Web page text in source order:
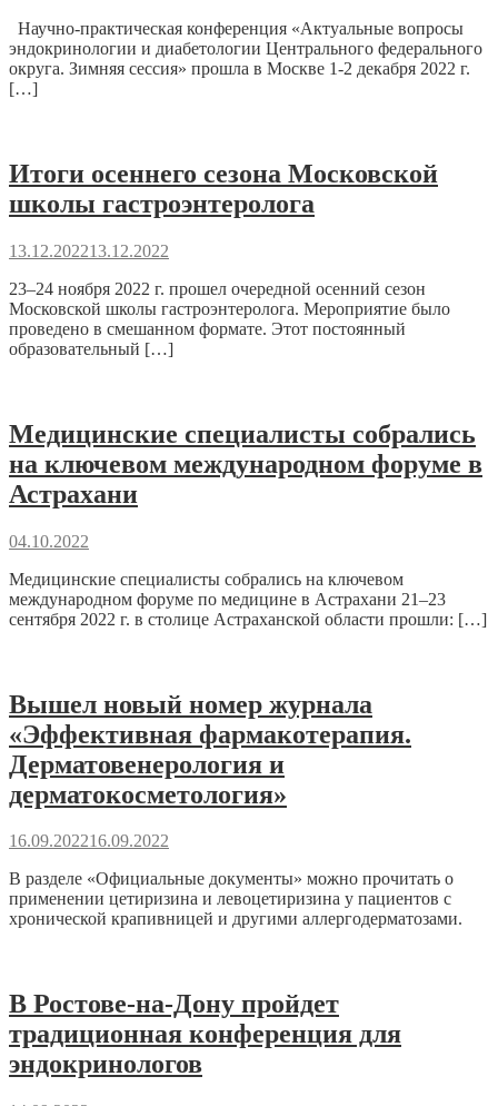
Научно-практическая конференция «Актуальные вопросы
эндокринологии и диабетологии Центрального федерального
округа. Зимняя сессия» прошла в Москве 1-2 декабря 2022 г.
[…]
Итоги осеннего сезона Московской
школы гастроэнтеролога
13.12.202213.12.2022
23–24 ноября 2022 г. прошел очередной осенний сезон
Московской школы гастроэнтеролога. Мероприятие было
проведено в смешанном формате. Этот постоянный
образовательный […]
Медицинские специалисты собрались
на ключевом международном форуме в
Астрахани
04.10.2022
Медицинские специалисты собрались на ключевом
международном форуме по медицине в Астрахани 21–23
сентября 2022 г. в столице Астраханской области прошли: […]
Вышел новый номер журнала
«Эффективная фармакотерапия.
Дерматовенерология и
дерматокосметология»
16.09.202216.09.2022
В разделе «Официальные документы» можно прочитать о
применении цетиризина и левоцетиризина у пациентов с
хронической крапивницей и другими аллергодерматозами.
В Ростове-на-Дону пройдет
традиционная конференция для
эндокринологов